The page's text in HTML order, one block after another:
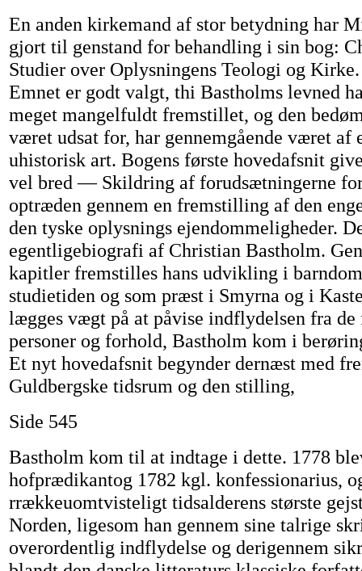
En anden kirkemand af stor betydning har
gjort til genstand for behandling i sin bog:
Studier over Oplysningens Teologi og
Emnet er godt valgt, thi Bastholms levned
meget mangelfuldt fremstillet, og den
været udsat for, har gennemgående været af
uhistorisk art. Bogens første hovedafsnit
vel bred — Skildring af forudsætningerne
optræden gennem en fremstilling af den
den tyske oplysnings ejendommeligheder.
egentligebiografi af Christian Bastholm.
kapitler fremstilles hans udvikling i
studietiden og som præst i Smyrna og i
lægges vægt på at påvise indflydelsen fra
personer og forhold, Bastholm kom i
Et nyt hovedafsnit begynder dernæst med
Guldbergske tidsrum og den stilling,
Side 545
Bastholm kom til at indtage i dette. 1778
hofprædikantog 1782 kgl. konfessionarius,
rrækkeuomtvisteligt tidsalderens største
Norden, ligesom han gennem sine talrige
overordentlig indflydelse og derigennem